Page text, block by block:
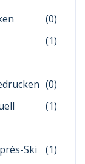
(0)
(1)
(0)
(1)
Ski
(1)